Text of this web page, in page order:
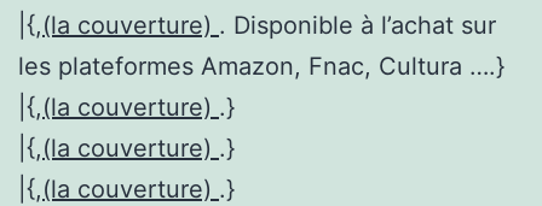
|{,(la couverture) . Disponible à l’achat sur
les plateformes Amazon, Fnac, Cultura ….}
|{,(la couverture) .}
|{,(la couverture) .}
|{,(la couverture) .}